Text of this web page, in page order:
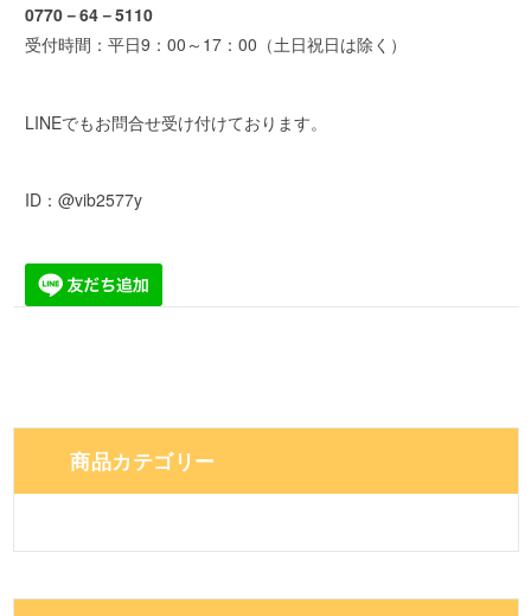
0770－64－5110
受付時間：平日9：00～17：00（土日祝日は除く）
LINEでもお問合せ受け付けております。
ID：@vib2577y
商品カテゴリー